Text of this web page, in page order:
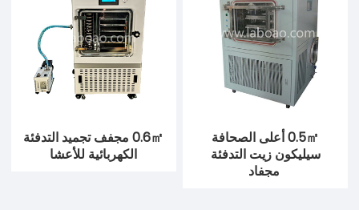
0.6㎡ مجفف تجميد التدفئة
الكهربائية للأعشا
0.5㎡ أعلى الصحافة
سيليكون زيت التدفئة
مجفاد